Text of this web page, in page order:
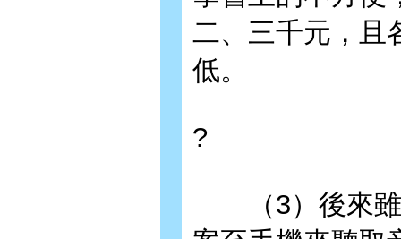
二、三千元，且
低。
?
（3）後來雖